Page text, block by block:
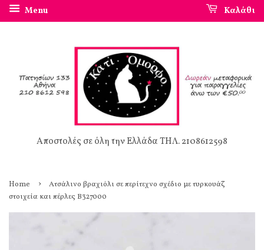
Menu Καλάθι
Αποστολές σε όλη την Ελλάδα ΤΗΛ. 2108612598
Home ›
Ατσάλινο βραχιόλι σε περίτεχνο σχέδιο με τυρκουάζ
στοιχεία και πέρλες Β327000